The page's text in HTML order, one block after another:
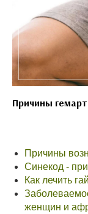
Причины
Причины
Синекод -
Как лечить
женщин и